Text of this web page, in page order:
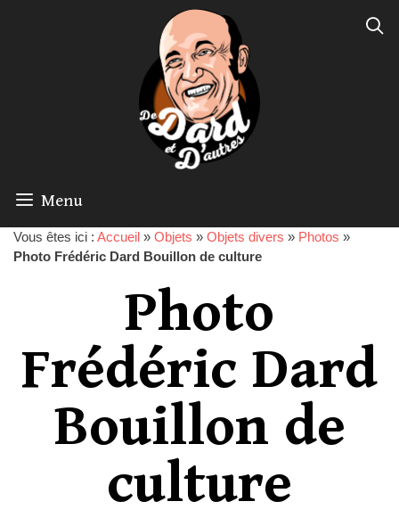
Menu
Vous êtes ici : Accueil » Objets » Objets divers » Photos »
Photo Frédéric Dard Bouillon de culture
Photo
Frédéric Dard
Bouillon de
culture